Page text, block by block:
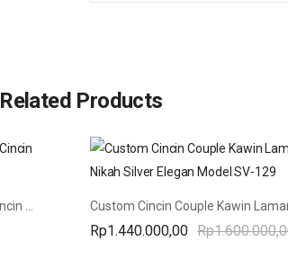
Related Products
Rp1.440.000,00 Rp